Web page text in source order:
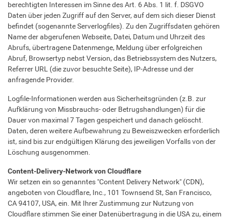
berechtigten Interessen im Sinne des Art. 6 Abs. 1 lit. f. DSGVO
Daten über jeden Zugriff auf den Server, auf dem sich dieser Dienst
befindet (sogenannte Serverlogfiles). Zu den Zugriffsdaten gehören
Name der abgerufenen Webseite, Datei, Datum und Uhrzeit des
Abrufs, übertragene Datenmenge, Meldung über erfolgreichen
Abruf, Browsertyp nebst Version, das Betriebssystem des Nutzers,
Referrer URL (die zuvor besuchte Seite), IP-Adresse und der
anfragende Provider.
Logfile-Informationen werden aus Sicherheitsgründen (z.B. zur
Aufklärung von Missbrauchs- oder Betrugshandlungen) für die
Dauer von maximal 7 Tagen gespeichert und danach gelöscht.
Daten, deren weitere Aufbewahrung zu Beweiszwecken erforderlich
ist, sind bis zur endgültigen Klärung des jeweiligen Vorfalls von der
Löschung ausgenommen.
Content-Delivery-Network von Cloudflare
Wir setzen ein so genanntes "Content Delivery Network" (CDN),
angeboten von Cloudflare, Inc., 101 Townsend St, San Francisco,
CA 94107, USA, ein. Mit Ihrer Zustimmung zur Nutzung von
Cloudflare stimmen Sie einer Datenübertragung in die USA zu, einem